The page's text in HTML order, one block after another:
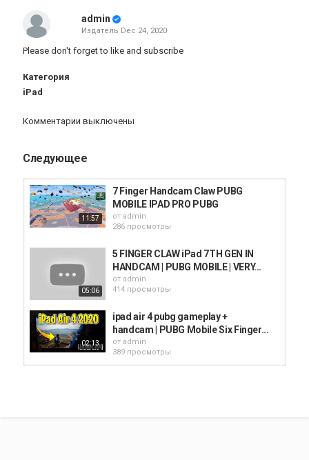
admin
Издатель Dec 24, 2020
Please don't forget to like and subscribe
Категория
iPad
Комментарии выключены
Следующее
11:57
7 Finger Handcam Claw PUBG
MOBILE IPAD PRO PUBG
от admin
286 просмотры
05:06
5 FINGER CLAW iPad 7TH GEN IN
HANDCAM | PUBG MOBILE | VERY...
от admin
414 просмотры
02:13
ipad air 4 pubg gameplay +
handcam | PUBG Mobile Six Finger...
от admin
389 просмотры